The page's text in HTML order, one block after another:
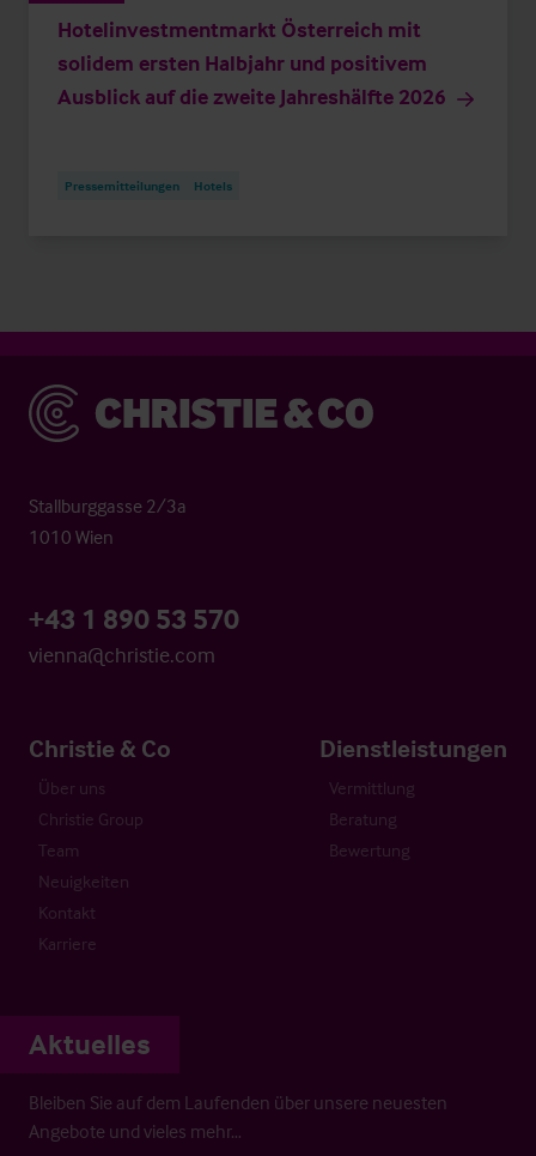
Hotelinvestmentmarkt Österreich mit
solidem ersten Halbjahr und positivem
Ausblick auf die zweite Jahreshälfte 2026
Pressemitteilungen Hotels
Christie & Co
Stallburggasse 2/3a
1010 Wien
+43 1 890 53 570
vienna@christie.com
Christie & Co
Über uns
Christie Group
Team
Neuigkeiten
Kontakt
Karriere
Dienstleistungen
Vermittlung
Beratung
Bewertung
Aktuelles
Bleiben Sie auf dem Laufenden über unsere neuesten
Angebote und vieles mehr…